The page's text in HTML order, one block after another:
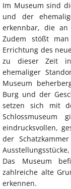
Im Museum sind
und der
erkennbar, die
Zudem stößt
Errichtung des
zu dieser Zeit in
ehemaliger
Museum
Burg und der
setzen sich mit
eindrucksvollen,
der
Das Museum
zahlreiche alte
erkennen.